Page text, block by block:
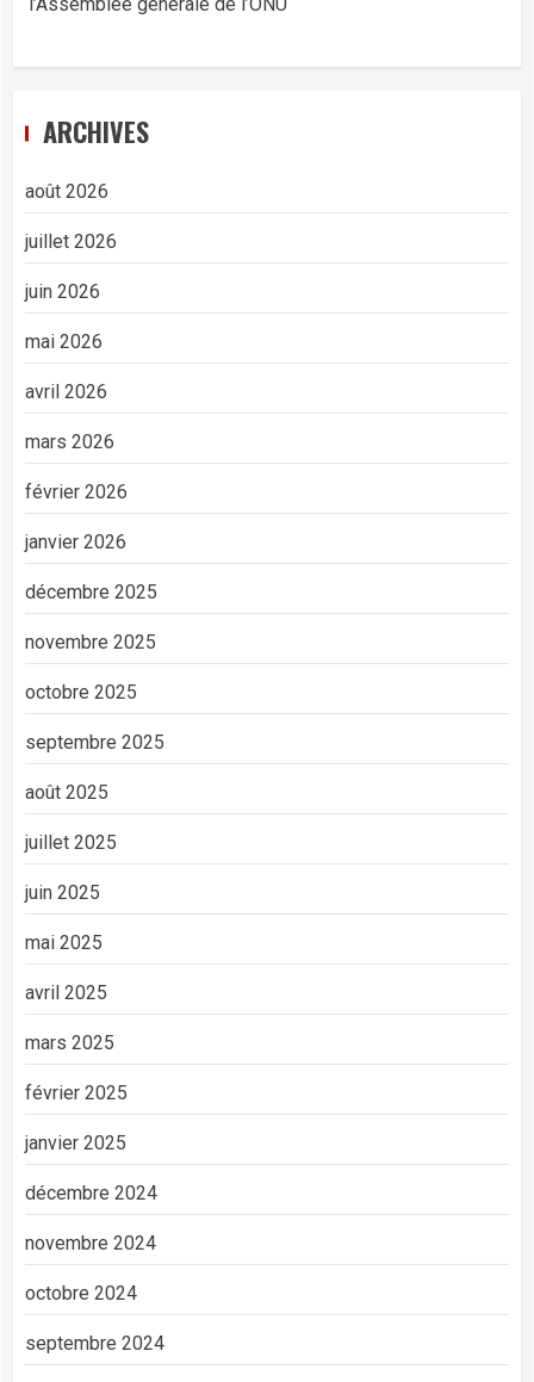
l’Assemblée générale de l’ONU
ARCHIVES
août 2026
juillet 2026
juin 2026
mai 2026
avril 2026
mars 2026
février 2026
janvier 2026
décembre 2025
novembre 2025
octobre 2025
septembre 2025
août 2025
juillet 2025
juin 2025
mai 2025
avril 2025
mars 2025
février 2025
janvier 2025
décembre 2024
novembre 2024
octobre 2024
septembre 2024